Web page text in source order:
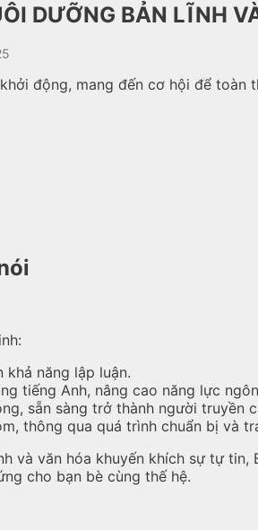
DƯỠNG BẢN LĨNH
động, mang đến cơ hội để toàn
năng lập luận.
tiếng Anh, nâng cao năng lực
sẵn sàng trở thành người truyền
thông qua quá trình chuẩn bị và
và văn hóa khuyến khích sự tự
cho bạn bè cùng thế hệ.